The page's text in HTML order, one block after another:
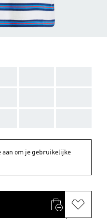
aan om je gebruikelijke